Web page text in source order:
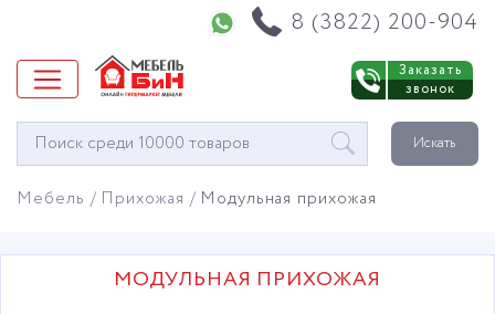
8 (3822) 200-904
Заказать
звонок
Окно
поиска
Искать
Мебель Прихожая Модульная прихожая
МОДУЛЬНАЯ ПРИХОЖАЯ